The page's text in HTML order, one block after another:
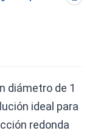
diámetro de 1
ideal para
redonda